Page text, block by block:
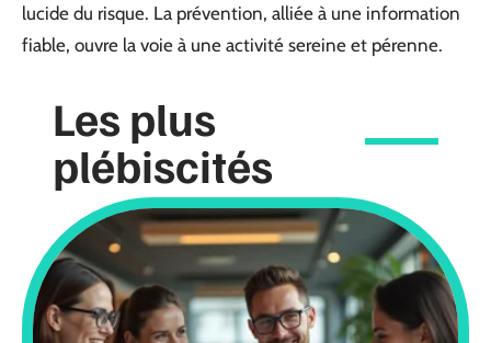
lucide du risque. La prévention, alliée à une information
fiable, ouvre la voie à une activité sereine et pérenne.
Les plus
plébiscités